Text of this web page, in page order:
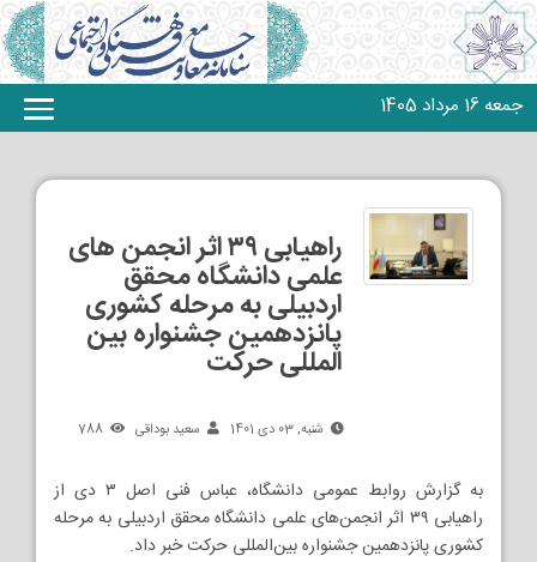
جمعه 16 مرداد 1405
راهیابی ۳۹ اثر انجمن ‌های
علمی دانشگاه محقق
اردبیلی به مرحله کشوری
پانزدهمین جشنواره بین
‌المللی حرکت
شنبه, 03 دی 1401 سعید بوداقی 788
به گزارش روابط عمومی دانشگاه، عباس فنی اصل ۳ دی از
راهیابی ۳۹ اثر انجمن‌های علمی دانشگاه محقق اردبیلی به مرحله
کشوری پانزدهمین جشنواره بین‌المللی حرکت خبر داد.